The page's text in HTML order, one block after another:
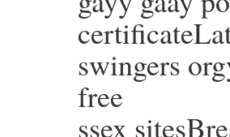
swingers
free
ssex